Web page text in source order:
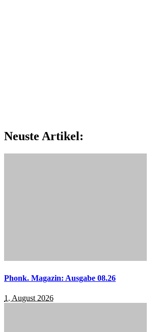
Neuste Artikel:
Phonk. Magazin: Ausgabe 08.26
1. August 2026